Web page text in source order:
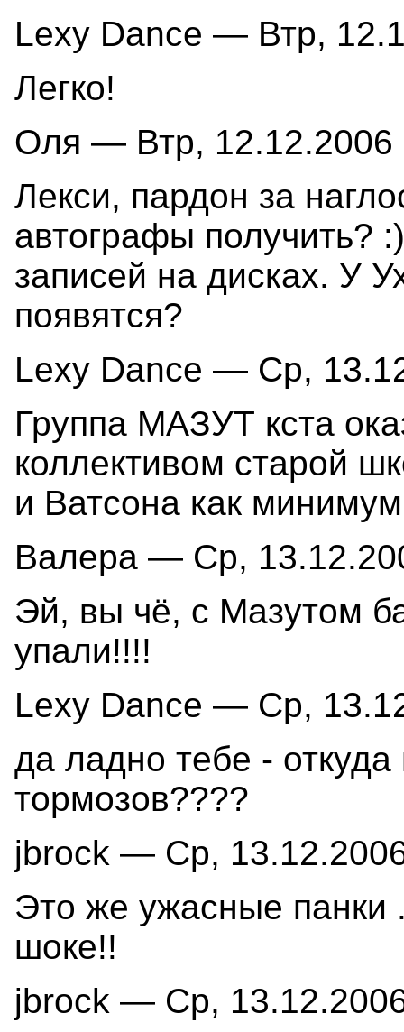
Lexy Dance — Втр,
Легко!
Оля — Втр, 12.12.2006
Лекси, пардон за
автографы получить?
записей на дисках. У
появятся?
Lexy Dance — Ср,
Группа МАЗУТ кста
коллективом старой
и Ватсона как
Валера — Ср,
Эй, вы чё, с Мазутом
упали!!!!
Lexy Dance — Ср,
да ладно тебе - откуда
тормозов????
jbrock — Ср,
Это же ужасные панки
шоке!!
jbrock — Ср,